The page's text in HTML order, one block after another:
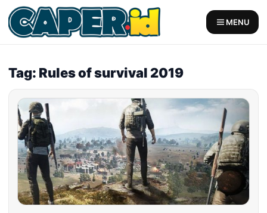
Skip
to
content
MENU
Tag: Rules of survival 2019